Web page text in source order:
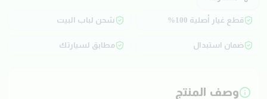
قطع غيار أصلية 100% شحن لباب البيت
ضمان استبدال مطابق لسيارتك
وصف المنتج